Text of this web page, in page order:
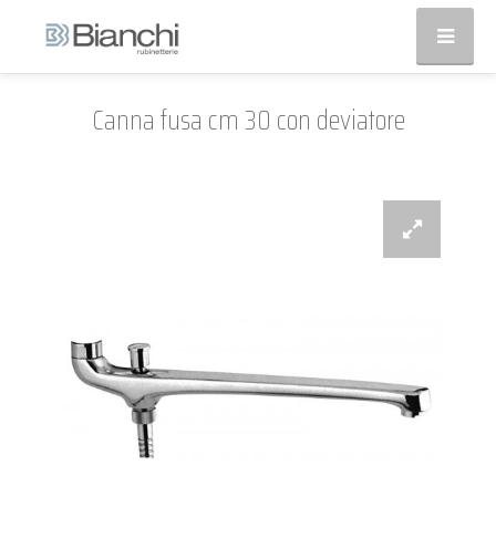
Canna fusa cm 30 con deviatore